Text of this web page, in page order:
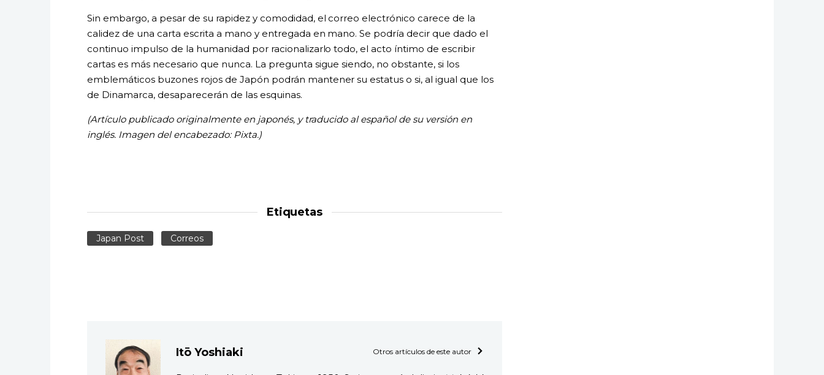
Sin embargo, a pesar de su rapidez y comodidad, el correo electrónico carece de la
calidez de una carta escrita a mano y entregada en mano. Se podría decir que dado el
continuo impulso de la humanidad por racionalizarlo todo, el acto íntimo de escribir
cartas es más necesario que nunca. La pregunta sigue siendo, no obstante, si los
emblemáticos buzones rojos de Japón podrán mantener su estatus o si, al igual que los
de Dinamarca, desaparecerán de las esquinas.
(Artículo publicado originalmente en japonés, y traducido al español de su versión en
inglés. Imagen del encabezado: Pixta.)
Etiquetas
Japan Post Correos
Itō Yoshiaki Otros artículos de este autor